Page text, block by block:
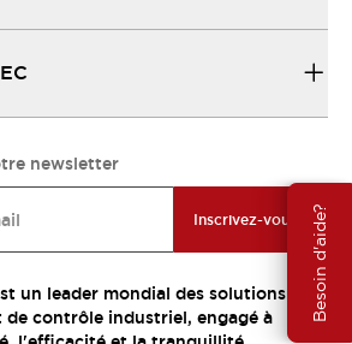
Besoin d'aide?
newsletter
Inscrivez-vous
un leader mondial des solutions
contrôle industriel, engagé à